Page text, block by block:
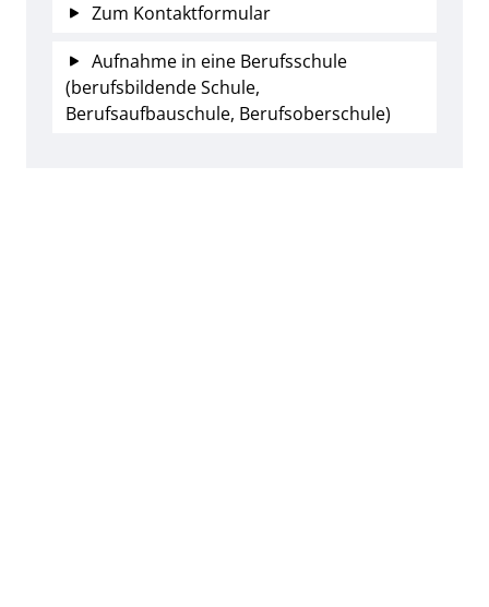
Zum Kontaktformular
Aufnahme in eine Berufsschule
(berufsbildende Schule,
Berufsaufbauschule, Berufsoberschule)